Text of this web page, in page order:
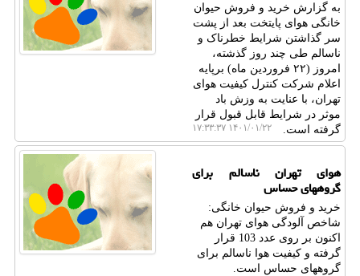
به گزارش خرید و فروش حیوان
خانگی هوای پایتخت بعد از پشت
سر گذاشتن شرایط خطرناک و
ناسالم طی چند روز گذشته،
امروز (۲۲ فروردین ماه) برپایه
اعلام شرکت کنترل کیفیت هوای
تهران، با عنایت به وزش باد
موثر در شرایط قابل قبول قرار
گرفته است.
۱۴۰۱/۰۱/۲۲ ۱۷:۳۳:۳۷
هوای تهران ناسالم برای
گروههای حساس
خرید و فروش حیوان خانگی:
شاخص آلودگی هوای تهران هم
اکنون بر روی عدد 103 قرار
گرفته و کیفیت هوا ناسالم برای
گروههای حساس است.